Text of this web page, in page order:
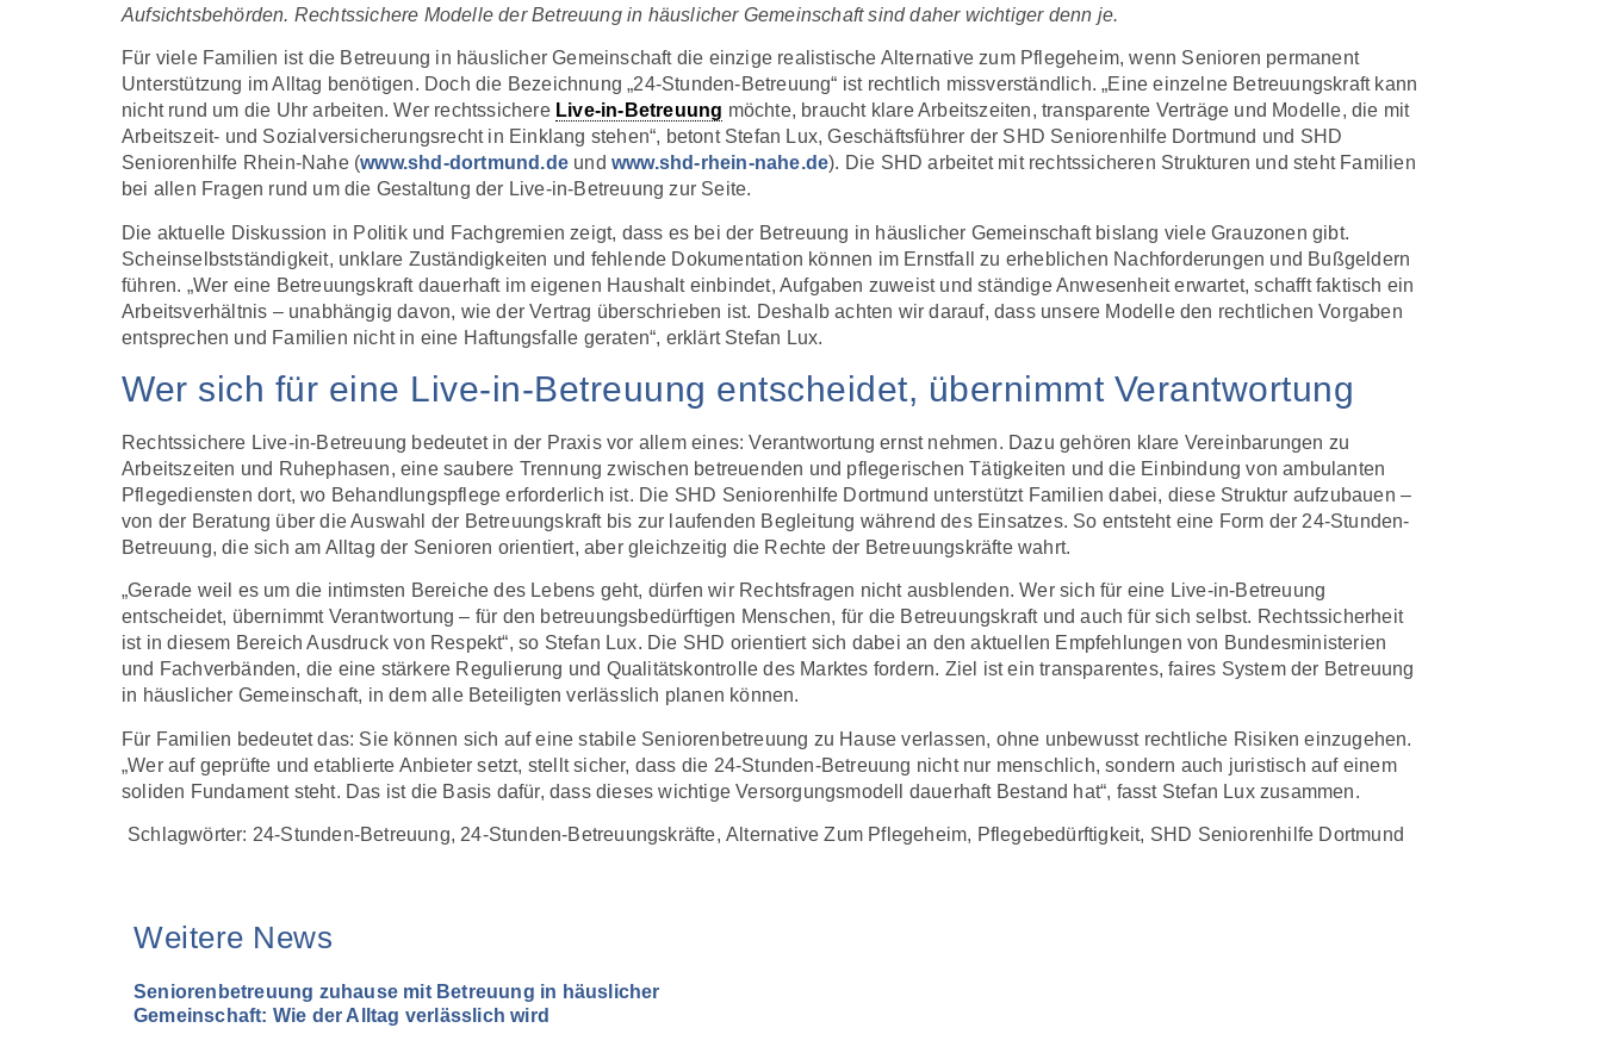
Aufsichtsbehörden. Rechtssichere Modelle der Betreuung in häuslicher Gemeinschaft sind daher wichtiger denn je.
Für viele Familien ist die Betreuung in häuslicher Gemeinschaft die einzige realistische Alternative zum Pflegeheim, wenn Senioren permanent
Unterstützung im Alltag benötigen. Doch die Bezeichnung „24-Stunden-Betreuung“ ist rechtlich missverständlich. „Eine einzelne Betreuungskraft kann
nicht rund um die Uhr arbeiten. Wer rechtssichere Live-in-Betreuung möchte, braucht klare Arbeitszeiten, transparente Verträge und Modelle, die mit
Arbeitszeit- und Sozialversicherungsrecht in Einklang stehen“, betont Stefan Lux, Geschäftsführer der SHD Seniorenhilfe Dortmund und SHD
Seniorenhilfe Rhein-Nahe (www.shd-dortmund.de undwww.shd-rhein-nahe.de). Die SHD arbeitet mit rechtssicheren Strukturen und steht Familien
bei allen Fragen rund um die Gestaltung der Live-in-Betreuung zur Seite.
Die aktuelle Diskussion in Politik und Fachgremien zeigt, dass es bei der Betreuung in häuslicher Gemeinschaft bislang viele Grauzonen gibt.
Scheinselbstständigkeit, unklare Zuständigkeiten und fehlende Dokumentation können im Ernstfall zu erheblichen Nachforderungen und Bußgeldern
führen. „Wer eine Betreuungskraft dauerhaft im eigenen Haushalt einbindet, Aufgaben zuweist und ständige Anwesenheit erwartet, schafft faktisch ein
Arbeitsverhältnis – unabhängig davon, wie der Vertrag überschrieben ist. Deshalb achten wir darauf, dass unsere Modelle den rechtlichen Vorgaben
entsprechen und Familien nicht in eine Haftungsfalle geraten“, erklärt Stefan Lux.
Wer sich für eine Live-in-Betreuung entscheidet, übernimmt Verantwortung
Rechtssichere Live-in-Betreuung bedeutet in der Praxis vor allem eines: Verantwortung ernst nehmen. Dazu gehören klare Vereinbarungen zu
Arbeitszeiten und Ruhephasen, eine saubere Trennung zwischen betreuenden und pflegerischen Tätigkeiten und die Einbindung von ambulanten
Pflegediensten dort, wo Behandlungspflege erforderlich ist. Die SHD Seniorenhilfe Dortmund unterstützt Familien dabei, diese Struktur aufzubauen –
von der Beratung über die Auswahl der Betreuungskraft bis zur laufenden Begleitung während des Einsatzes. So entsteht eine Form der 24-Stunden-
Betreuung, die sich am Alltag der Senioren orientiert, aber gleichzeitig die Rechte der Betreuungskräfte wahrt.
„Gerade weil es um die intimsten Bereiche des Lebens geht, dürfen wir Rechtsfragen nicht ausblenden. Wer sich für eine Live-in-Betreuung
entscheidet, übernimmt Verantwortung – für den betreuungsbedürftigen Menschen, für die Betreuungskraft und auch für sich selbst. Rechtssicherheit
ist in diesem Bereich Ausdruck von Respekt“, so Stefan Lux. Die SHD orientiert sich dabei an den aktuellen Empfehlungen von Bundesministerien
und Fachverbänden, die eine stärkere Regulierung und Qualitätskontrolle des Marktes fordern. Ziel ist ein transparentes, faires System der Betreuung
in häuslicher Gemeinschaft, in dem alle Beteiligten verlässlich planen können.
Für Familien bedeutet das: Sie können sich auf eine stabile Seniorenbetreuung zu Hause verlassen, ohne unbewusst rechtliche Risiken einzugehen.
„Wer auf geprüfte und etablierte Anbieter setzt, stellt sicher, dass die 24-Stunden-Betreuung nicht nur menschlich, sondern auch juristisch auf einem
soliden Fundament steht. Das ist die Basis dafür, dass dieses wichtige Versorgungsmodell dauerhaft Bestand hat“, fasst Stefan Lux zusammen.
Schlagwörter: 24-Stunden-Betreuung, 24-Stunden-Betreuungskräfte,Alternative Zum Pflegeheim, Pflegebedürftigkeit, SHD Seniorenhilfe Dortmund
Weitere News
Seniorenbetreuung zuhause mit Betreuung in häuslicher
Gemeinschaft: Wie der Alltag verlässlich wird